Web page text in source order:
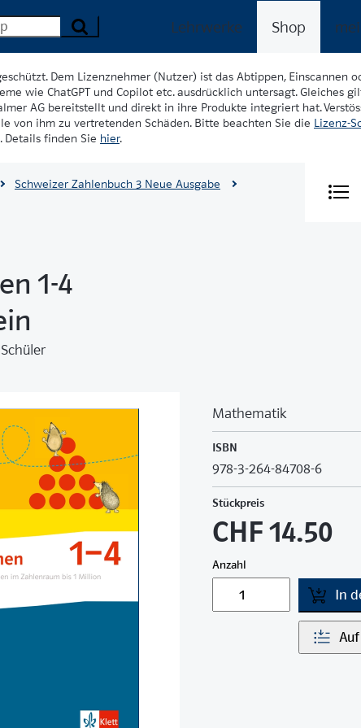
Lehrwerke Shop
Dem Lizenznehmer (Nutzer) ist das Abtippen, Einscannen
wie ChatGPT und Copilot etc. ausdrücklich untersagt. Gleiches
AG bereitstellt und direkt in ihre Produkte integriert hat.
von ihm zu vertretenden Schäden. Bitte beachten Sie die Lizenz-
Details finden Sie hier.
Schweizer Zahlenbuch 3 Neue Ausgabe
1-4
Mathematik
ISBN
978-3-264-84708-6
Stückpreis
CHF 14.50
Anzahl
In